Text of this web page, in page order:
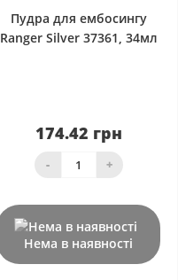
Пудра для ембосингу
Ranger Silver 37361, 34мл
174.42 грн
- +
Нема в наявності